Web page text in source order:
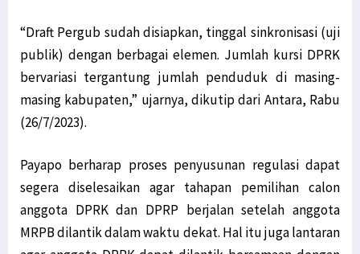
“Draft Pergub sudah disiapkan, tinggal sinkronisasi (uji
publik) dengan berbagai elemen. Jumlah kursi DPRK
bervariasi tergantung jumlah penduduk di masing-
masing kabupaten,” ujarnya, dikutip dari Antara, Rabu
(26/7/2023).
Payapo berharap proses penyusunan regulasi dapat
segera diselesaikan agar tahapan pemilihan calon
anggota DPRK dan DPRP berjalan setelah anggota
MRPB dilantik dalam waktu dekat. Hal itu juga lantaran